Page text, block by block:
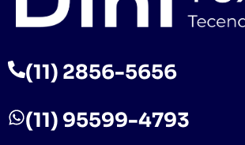
(11) 2856-5656
(11) 95599-4793